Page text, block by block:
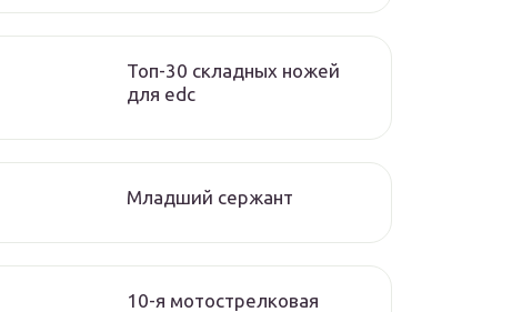
Топ-30 складных ножей
для edc
Младший сержант
10-я мотострелковая